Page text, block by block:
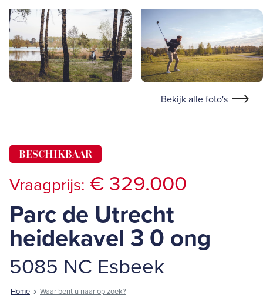
Bekijk alle foto's
BESCHIKBAAR
Vraagprijs: € 329.000
Parc de Utrecht
heidekavel 3 0 ong
5085 NC Esbeek
Home
Waar bent u naar op zoek?